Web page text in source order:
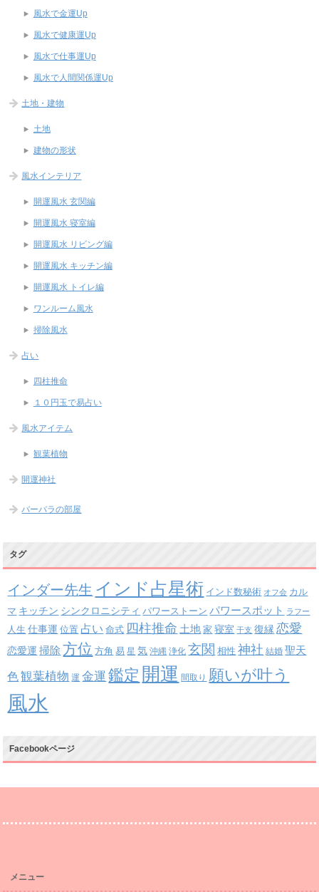
風水で金運Up
風水で健康運Up
風水で仕事運Up
風水で人間関係運Up
土地・建物
土地
建物の形状
風水インテリア
開運風水 玄関編
開運風水 寝室編
開運風水 リビング編
開運風水 キッチン編
開運風水 トイレ編
ワンルーム風水
掃除風水
占い
四柱推命
１０円玉で易占い
風水アイテム
観葉植物
開運神社
バーバラの部屋
タグ
インダー先生 インド占星術 インド数秘術 オフ会 カル
マ キッチン シンクロニシティ パワーストーン パワースポット ラフー
人生 仕事運 位置 占い 命式 四柱推命 土地 家 寝室 干支 復縁 恋愛
恋愛運 掃除 方位 方角 易 星 気 沖縄 浄化 玄関 相性 神社 結婚 聖天
色 観葉植物 運 金運 鑑定 開運 間取り 願いが叶う
風水
Facebookページ
メニュー